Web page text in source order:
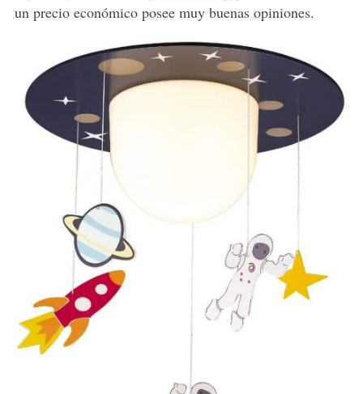
un precio económico posee muy buenas opiniones.